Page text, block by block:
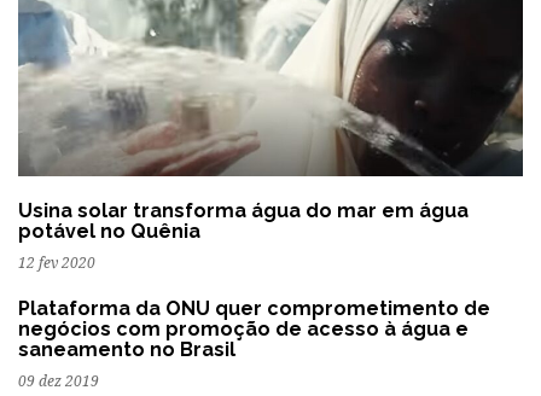
Usina solar transforma água do mar em água
potável no Quênia
12 fev 2020
Plataforma da ONU quer comprometimento de
negócios com promoção de acesso à água e
saneamento no Brasil
09 dez 2019